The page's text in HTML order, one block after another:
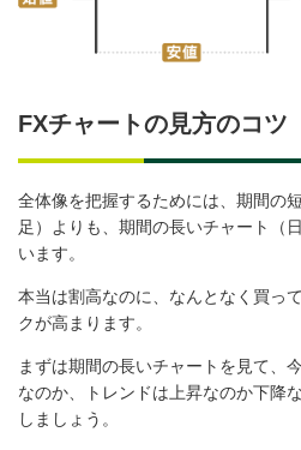
FXチャートの見方のコツ
全体像を把握するためには、期間の
足）よりも、期間の長いチャート（
います。
本当は割高なのに、なんとなく買っ
クが高まります。
まずは期間の長いチャートを見て、
なのか、トレンドは上昇なのか下降
しましょう。